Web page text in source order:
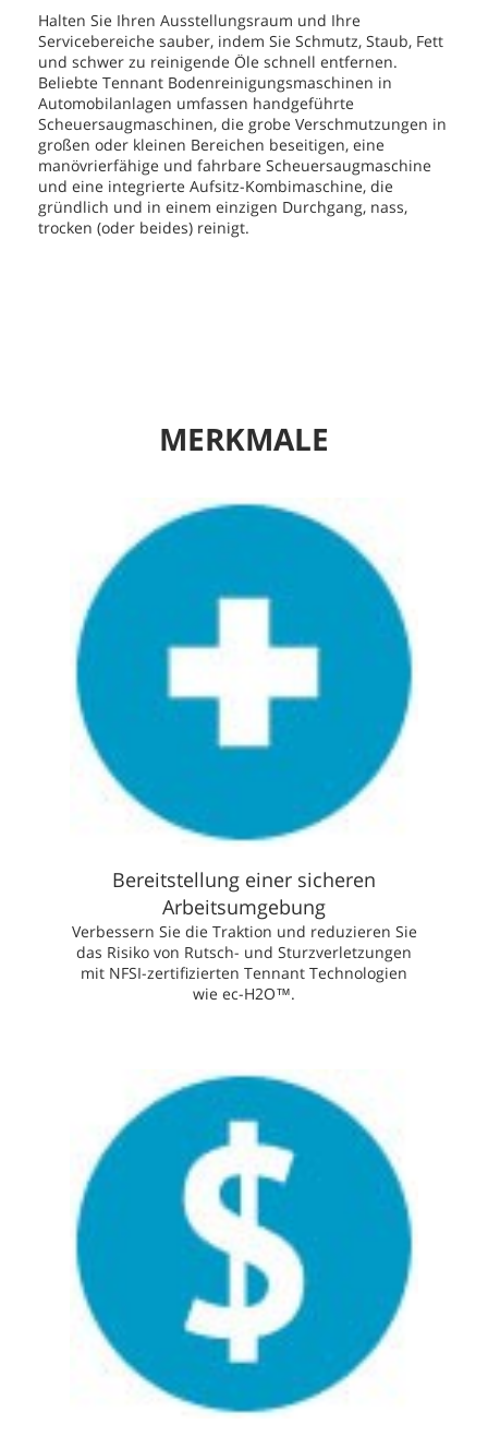
Halten Sie Ihren Ausstellungsraum und Ihre
Servicebereiche sauber, indem Sie Schmutz, Staub, Fett
und schwer zu reinigende Öle schnell entfernen.
Beliebte Tennant Bodenreinigungsmaschinen in
Automobilanlagen umfassen handgeführte
Scheuersaugmaschinen, die grobe Verschmutzungen in
großen oder kleinen Bereichen beseitigen, eine
manövrierfähige und fahrbare Scheuersaugmaschine
und eine integrierte Aufsitz-Kombimaschine, die
gründlich und in einem einzigen Durchgang, nass,
trocken (oder beides) reinigt.
MERKMALE
Bereitstellung einer sicheren
Arbeitsumgebung
Verbessern Sie die Traktion und reduzieren Sie
das Risiko von Rutsch- und Sturzverletzungen
mit NFSI-zertifizierten Tennant Technologien
wie ec-H2O™.